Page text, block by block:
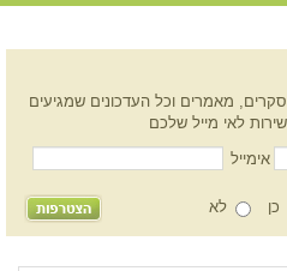
מאמרים וכל העדכונים שמגיעים
לאי מייל שלכם
אימייל
כן לא